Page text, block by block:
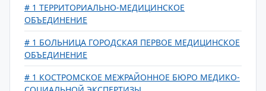
# 1 ТЕРРИТОРИАЛЬНО-МЕДИЦИНСКОЕ
ОБЪЕДИНЕНИЕ
# 1 БОЛЬНИЦА ГОРОДСКАЯ ПЕРВОЕ МЕДИЦИНСКОЕ
ОБЪЕДИНЕНИЕ
# 1 КОСТРОМСКОЕ МЕЖРАЙОННОЕ БЮРО МЕДИКО-